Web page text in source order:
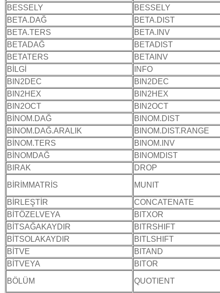
BESSELY
BESSELY
BETA.DAĞ
BETA.DIST
BETA.TERS
BETA.INV
BETADAĞ
BETADIST
BETATERS
BETAINV
BİLGİ
INFO
BIN2DEC
BIN2DEC
BIN2HEX
BIN2HEX
BIN2OCT
BIN2OCT
BİNOM.DAĞ
BINOM.DIST
BİNOM.DAĞ.ARALIK
BINOM.DIST.RANGE
BİNOM.TERS
BINOM.INV
BİNOMDAĞ
BINOMDIST
BIRAK
DROP
BİRİMMATRİS MUNIT
BİRLEŞTİR
CONCATENATE
BİTÖZELVEYA
BITXOR
BİTSAĞAKAYDIR
BITRSHIFT
BİTSOLAKAYDIR
BITLSHIFT
BİTVE
BITAND
BİTVEYA
BITOR
BÖLÜM QUOTIENT